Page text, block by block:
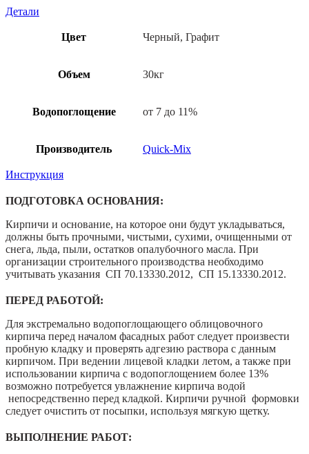
Детали
Цвет Черный, Графит
Объем 30кг
Водопоглощение от 7 до 11%
Производитель Quick-Mix
Инструкция
ПОДГОТОВКА ОСНОВАНИЯ:
Кирпичи и основание, на которое они будут укладываться,
должны быть прочными, чистыми, сухими, очищенными от
снега, льда, пыли, остатков опалубочного масла. При
организации строительного производства необходимо
учитывать указания СП 70.13330.2012, СП 15.13330.2012.
ПЕРЕД РАБОТОЙ:
Для экстремально водопоглощающего облицовочного
кирпича перед началом фасадных работ следует произвести
пробную кладку и проверять адгезию раствора с данным
кирпичом. При ведении лицевой кладки летом, а также при
использовании кирпича с водопоглощением более 13%
возможно потребуется увлажнение кирпича водой
непосредственно перед кладкой. Кирпичи ручной формовки
следует очистить от посыпки, используя мягкую щетку.
ВЫПОЛНЕНИЕ РАБОТ: